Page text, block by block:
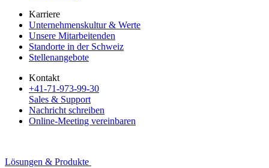
Karriere
Unternehmenskultur & Werte
Unsere Mitarbeitenden
Standorte in der Schweiz
Stellenangebote
Kontakt
+41-71-973-99-30
Sales & Support
Nachricht schreiben
Online-Meeting vereinbaren
Lösungen & Produkte